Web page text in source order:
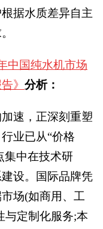
据水质差异自主
中国纯水机市场
》 分析：
速，正深刻重塑
业已从“价格
集中在技术研
设。国际品牌凭
场(如商用、工
与定制化服务;本